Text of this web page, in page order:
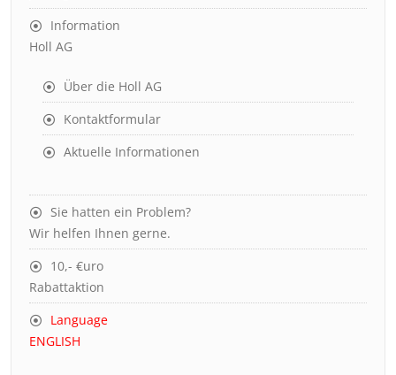
Information
Holl AG
Über die Holl AG
Kontaktformular
Aktuelle Informationen
Sie hatten ein Problem?
Wir helfen Ihnen gerne.
10,- €uro
Rabattaktion
Language
ENGLISH